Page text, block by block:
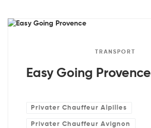
TRANSPORT
Easy Going Provence
Privater Chauffeur Alpilles
Privater Chauffeur Avignon